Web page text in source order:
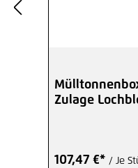
Zulage
107,47 €* / Je